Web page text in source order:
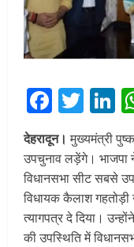
देहरादून। मुख्यमंत्री
उपचुनाव लड़ेंगे। भाजपा
विधानसभा सीट सबसे
विधायक कैलाश
त्यागपत्र दे दिया।
की उपस्थिति में